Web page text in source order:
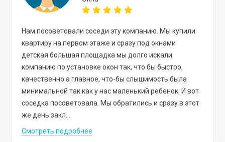
Нам посоветовали соседи эту компанию. Мы купили
квартиру на первом этаже и сразу под окнами
детская большая площадка мы долго искали
компанию по установке окон так, что бы быстро,
качественно а главное, что-бы слышимость была
минимальной так как у нас маленький ребенок. И вот
соседка посоветовала. Мы обратились и сразу в этот
же день закл...
Смотреть подробнее